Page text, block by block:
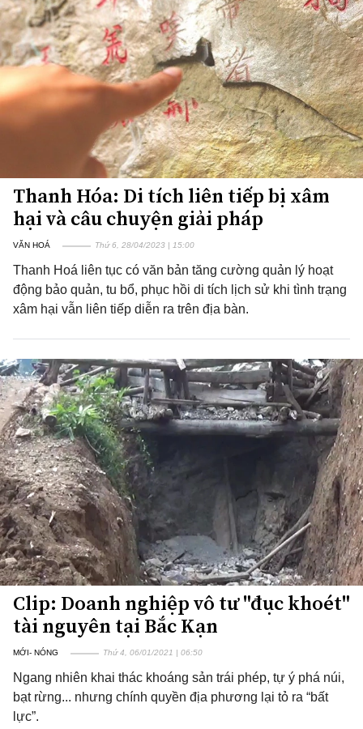
Thanh Hóa: Di tích liên tiếp bị xâm
hại và câu chuyện giải pháp
VĂN HOÁ Thứ 6, 28/04/2023 | 15:00
Thanh Hoá liên tục có văn bản tăng cường quản lý hoạt
động bảo quản, tu bổ, phục hồi di tích lịch sử khi tình trạng
xâm hại vẫn liên tiếp diễn ra trên địa bàn.
Clip: Doanh nghiệp vô tư "đục khoét"
tài nguyên tại Bắc Kạn
MỚI- NÓNG Thứ 4, 06/01/2021 | 06:50
Ngang nhiên khai thác khoáng sản trái phép, tự ý phá núi,
bạt rừng... nhưng chính quyền địa phương lại tỏ ra “bất
lực”.